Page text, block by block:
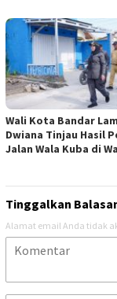
Wali Kota Bandar
Dwiana Tinjau Hasil
Jalan Wala Kuba di
Tinggalkan
Alamat email Anda tidak